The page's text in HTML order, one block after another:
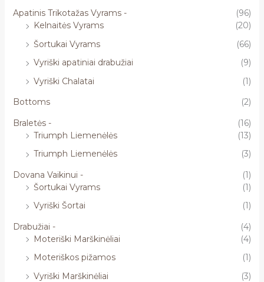
Apatinis Trikotažas Vyrams -
(96)
Kelnaitės Vyrams
(20)
Šortukai Vyrams
(66)
Vyriški apatiniai drabužiai
(9)
Vyriški Chalatai
(1)
Bottoms
(2)
Braletės -
(16)
Triumph Liemenėlės
(13)
Triumph Liemenėlės
(3)
Dovana Vaikinui -
(1)
Šortukai Vyrams
(1)
Vyriški Šortai
(1)
Drabužiai -
(4)
Moteriški Marškinėliai
(4)
Moteriškos pižamos
(1)
Vyriški Marškinėliai
(3)